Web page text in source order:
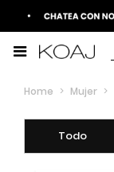
Home > Mujer >
Todo